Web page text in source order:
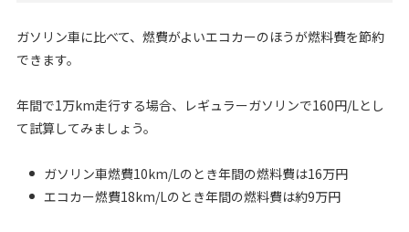
ガソリン車に比べて、燃費がよいエコカーのほうが燃料費を節約
できます。
年間で1万km走行する場合、レギュラーガソリンで160円/Lとし
て試算してみましょう。
ガソリン車燃費10km/Lのとき年間の燃料費は16万円
エコカー燃費18km/Lのとき年間の燃料費は約9万円